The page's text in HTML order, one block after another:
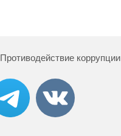
Противодействие коррупции